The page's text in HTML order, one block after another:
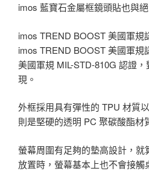
imos 藍寶石金屬框鏡頭貼也與
imos TREND BOOST 美國軍規
imos TREND BOOST 美國軍規
美國軍規 MIL-STD-810G 認證
現。
外框採用具有彈性的 TPU 材質
則是堅硬的透明 PC 聚碳酸酯材
螢幕周圍有足夠的墊高設計，
放置時，螢幕基本上也不會接觸